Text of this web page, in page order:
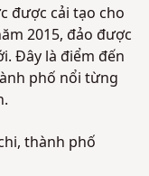
được cải tạo cho
2015, đảo được
Đây là điểm đến
phố nổi từng
thành phố